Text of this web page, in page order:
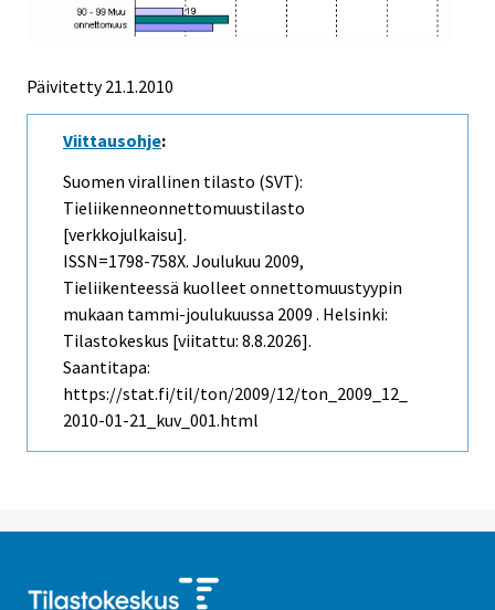
Päivitetty21.1.2010
Viittausohje:
Suomen virallinen tilasto (SVT):
Tieliikenneonnettomuustilasto
[verkkojulkaisu].
ISSN=1798-758X. Joulukuu 2009,
Tieliikenteessä kuolleet onnettomuustyypin
mukaan tammi-joulukuussa 2009 . Helsinki:
Tilastokeskus [viitattu: 8.8.2026].
Saantitapa:
https://stat.fi/til/ton/2009/12/ton_2009_12_
2010-01-21_kuv_001.html